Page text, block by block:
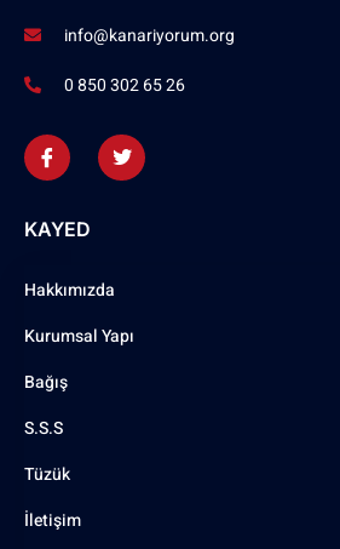
info@kanariyorum.org
0 850 302 65 26
KAYED
Hakkımızda
Kurumsal Yapı
Bağış
S.S.S
Tüzük
İletişim